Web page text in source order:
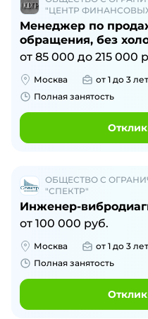
"ЦЕНТР
Менеджер по
обращения, без
от 85 000 до 215 000
Москва от 1 до 3 лет
Полная занятость
ОБЩЕСТВО С
"СПЕКТР"
Инженер-
от 100 000 руб.
Москва от 1 до 3 лет
Полная занятость